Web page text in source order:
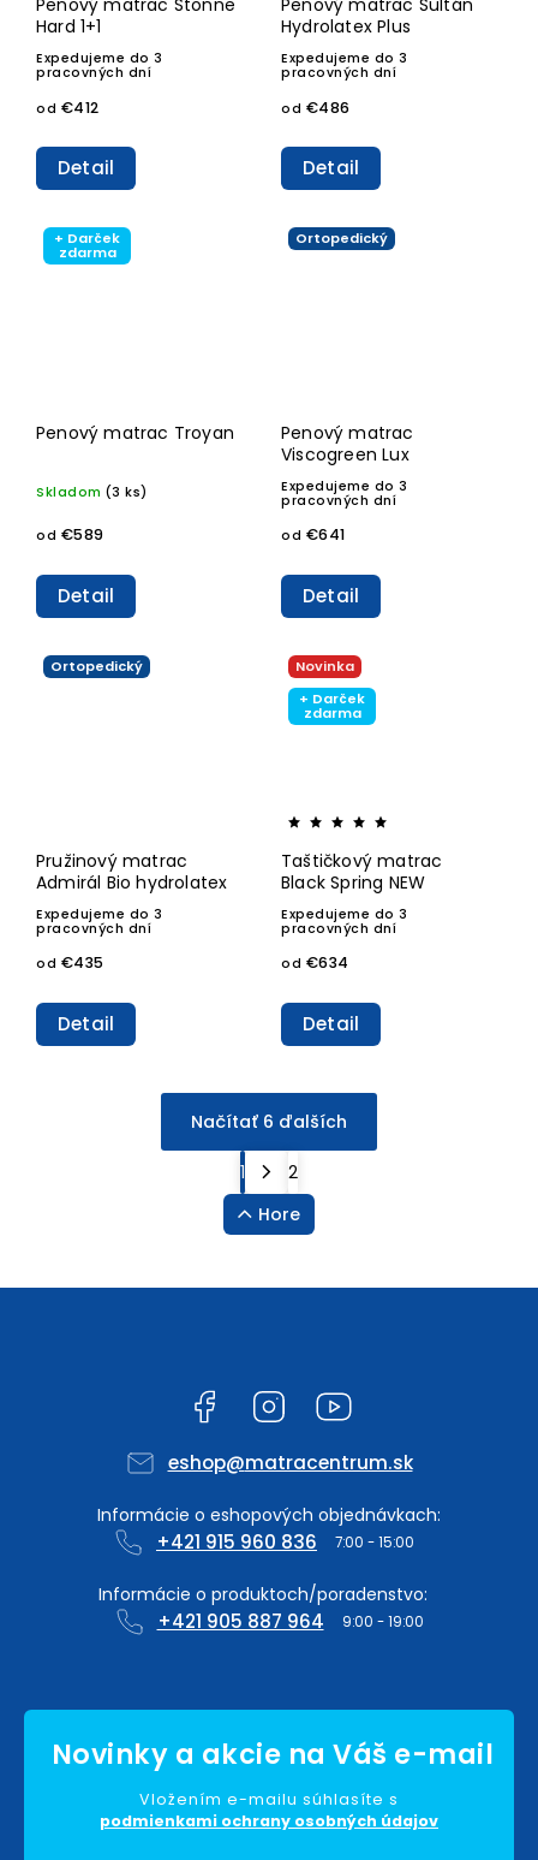
Penový matrac Stonne
Hard 1+1
Expedujeme do 3
pracovných dní
od €412
Detail
Penový matrac Sultán
Hydrolatex Plus
Expedujeme do 3
pracovných dní
od €486
Detail
+ Darček
zdarma
Penový matrac Troyan
Skladom (3 ks)
od €589
Detail
Ortopedický
Penový matrac
Viscogreen Lux
Expedujeme do 3
pracovných dní
od €641
Detail
Ortopedický
Pružinový matrac
Admirál Bio hydrolatex
Expedujeme do 3
pracovných dní
od €435
Detail
Novinka
+ Darček
zdarma
Taštičkový matrac
Black Spring NEW
Expedujeme do 3
pracovných dní
od €634
Detail
Načítať 6 ďalších
1
2
Hore
Facebook Instagram
eshop@matracentrum.sk
+421 915 960 836
+421 905 887 964
Vložením e-mailu súhlasíte s
podmienkami ochrany osobných údajov